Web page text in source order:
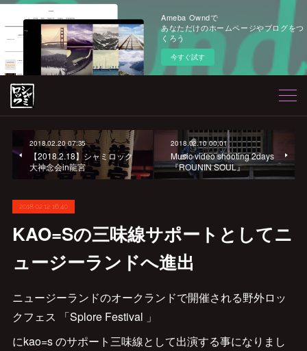
Ameba Owndで
あなただけのホームページやブログをつ
くろう
今すぐ試す
2018.02.20 07:35
【2018.2.18】シャミロック
大神念会in龍宮
2018.02.10 00:01
Music video shooting 2days
『ROUNIN SOUL』
2018.02.12 16:40
KAO=Sの三味線サポートとしてニ
ュージーランドへ進出
ニュージーランドのオークランドで開催される野外ロッ
クフェス 「Splore Festival 」
にkao=s のサポート三味線として出演する事になりまし